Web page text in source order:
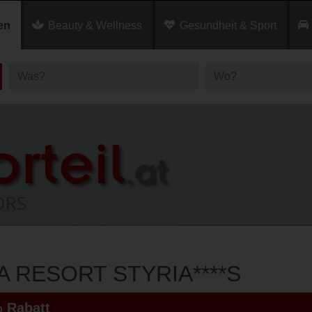
Beauty & Wellness Gesundheit & Sport
RESORT STYRIA****S
Rabatt